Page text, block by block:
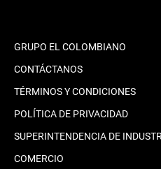
GRUPO EL COLOMBIANO
CONTÁCTANOS
TÉRMINOS Y CONDICIONES
POLÍTICA DE PRIVACIDAD
SUPERINTENDENCIA DE
COMERCIO